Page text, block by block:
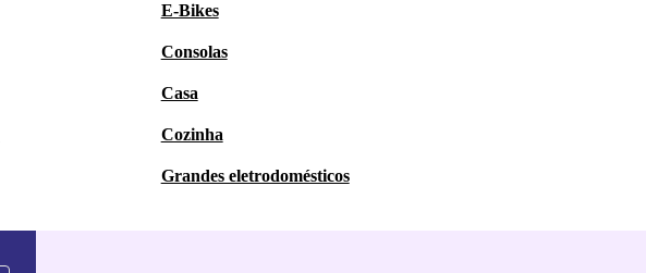
E-Bikes
Consolas
Casa
Cozinha
Grandes eletrodomésticos